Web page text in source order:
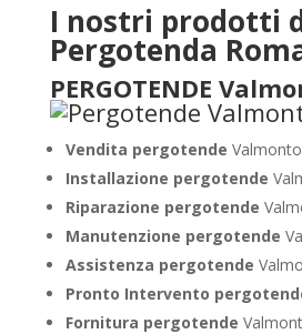
I nostri prodotti
Pergotenda
PERGOTENDE
Vendita pergotende
Installazione pergotende
Riparazione pergotende
Manutenzione pergotende
Assistenza pergotende
Pronto Intervento
Fornitura pergotende